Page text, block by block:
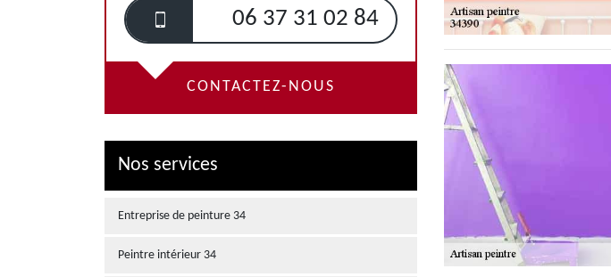
06 37 31 02 84
CONTACTEZ-NOUS
Nos services
Entreprise de peinture 34
Peintre intérieur 34